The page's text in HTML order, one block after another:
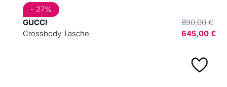
GUCCI
Crossbody Tasche
890,00 €
645,00 €
- 27%